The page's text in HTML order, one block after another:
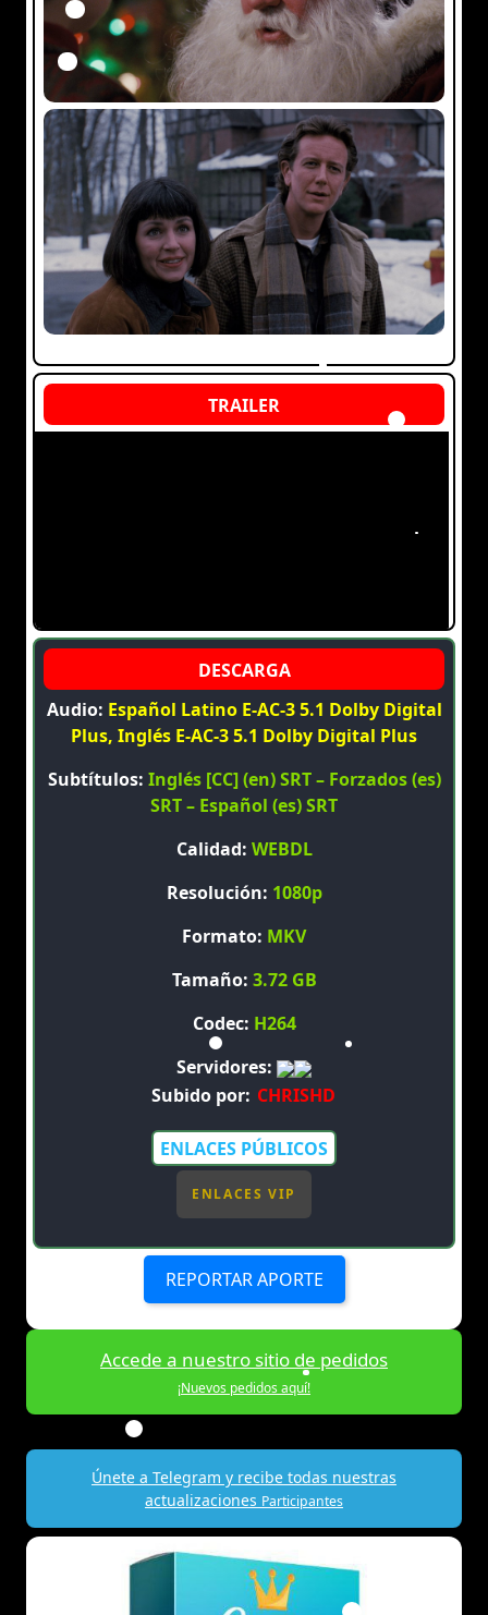
Audio: Español Latino E-AC-3 5.1 Dolby Digital
Plus, Inglés E-AC-3 5.1 Dolby Digital Plus
Subtítulos: Inglés [CC] (en) SRT – Forzados (es)
SRT – Español (es) SRT
Calidad: WEBDL
Resolución: 1080p
Formato: MKV
Tamaño: 3.72 GB
Codec: H264
Servidores:
Subido por: CHRISHD
ENLACES PÚBLICOS
ENLACES VIP
REPORTAR APORTE
Accede a nuestro sitio de pedidos
¡Nuevos pedidos aquí!
Únete a Telegram y recibe todas nuestras
actualizaciones Participantes